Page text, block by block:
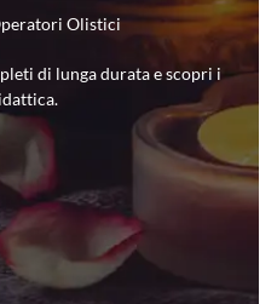
Olistici
di lunga durata e scopri i